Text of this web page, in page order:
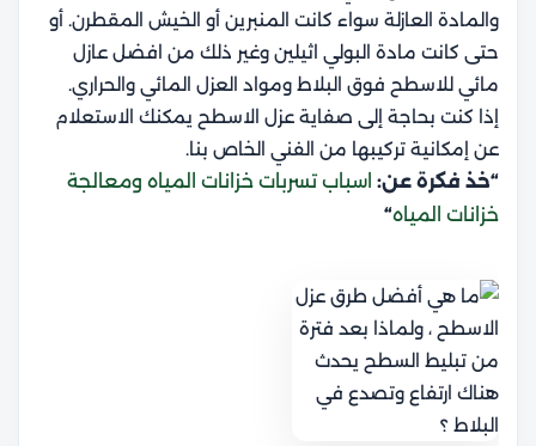
والمادة العازلة سواء كانت المنبرين أو الخيش المقطرن. أو
حتى كانت مادة البولي اثيلين وغير ذلك من افضل عازل
مائي للاسطح فوق البلاط ومواد العزل المائي والحراري.
إذا كنت بحاجة إلى صفاية عزل الاسطح يمكنك الاستعلام
عن إمكانية تركيبها من الفني الخاص بنا.
“خذ فكرة عن: اسباب تسربات خزانات المياه ومعالجة
خزانات المياه“